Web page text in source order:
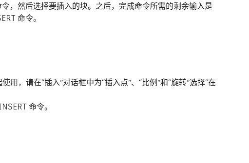
，然后选择要插入的块。之后，完成命令所需的剩余输入是
命令。
，请在“插入”对话框中为“插入点”、“比例”和“旋转”选择“在
命令。